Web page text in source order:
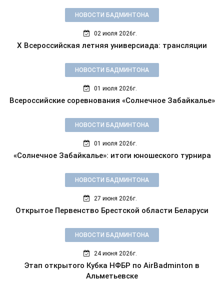
НОВОСТИ БАДМИНТОНА
02 июля 2026г.
X Всероссийская летняя универсиада: трансляции
НОВОСТИ БАДМИНТОНА
01 июля 2026г.
Всероссийские соревнования «Солнечное Забайкалье»
НОВОСТИ БАДМИНТОНА
01 июля 2026г.
«Солнечное Забайкалье»: итоги юношеского турнира
НОВОСТИ БАДМИНТОНА
27 июня 2026г.
Открытое Первенство Брестской области Беларуси
НОВОСТИ БАДМИНТОНА
24 июня 2026г.
Этап открытого Кубка НФБР по AirBadminton в
Альметьевске